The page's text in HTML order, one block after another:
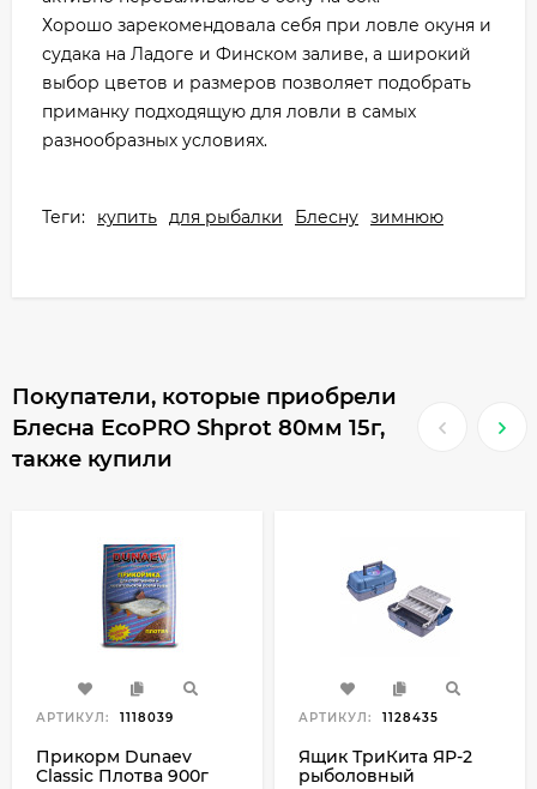
Хорошо зарекомендовала себя при ловле окуня и
судака на Ладоге и Финском заливе, а широкий
выбор цветов и размеров позволяет подобрать
приманку подходящую для ловли в самых
разнообразных условиях.
Теги: купить для рыбалки Блесну зимнюю
Покупатели, которые приобрели
Блесна EcoPRO Shprot 80мм 15г,
также купили
АРТИКУЛ: 1118039
Прикорм Dunaev
Classic Плотва 900г
АРТИКУЛ: 1128435
Ящик ТриКита ЯР-2
рыболовный